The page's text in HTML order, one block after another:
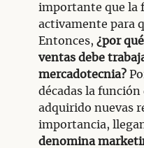
importante que la
activamente para
Entonces, ¿por
ventas debe
mercadotecnia?
décadas la
adquirido nuevas
importancia,
denomina